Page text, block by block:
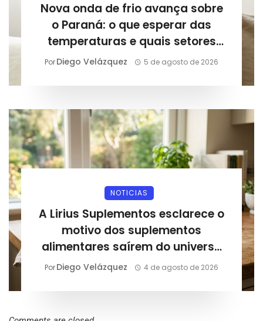
Nova onda de frio avança sobre
o Paraná: o que esperar das
temperaturas e quais setores
podem sentir os impactos
PorDiego Velázquez 5 de agosto de 2026
NOTICIAS
A Lirius Suplementos esclarece o
motivo dos suplementos
alimentares saírem do universo
esportivo e entrarem na rotina
PorDiego Velázquez 4 de agosto de 2026